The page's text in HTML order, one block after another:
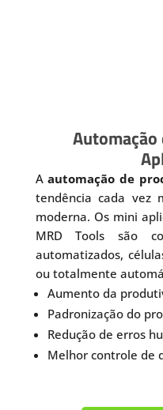
Automação
Aautomação de
tendência cada vez
moderna. Os mini
MRD Tools são
automatizados,
ou totalmente
Aumento da
Padronização do
Redução de erros
Melhor controle de